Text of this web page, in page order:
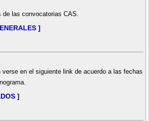
las convocatorias CAS.
]
verse en el siguiente link de acuerdo a las fechas
]